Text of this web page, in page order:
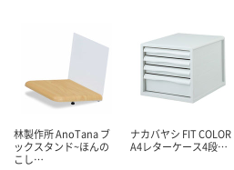
林製作所 AnoTana ブ
ックスタンド~ほんの
こし…
ナカバヤシ FIT COLOR
A4レターケース4段…